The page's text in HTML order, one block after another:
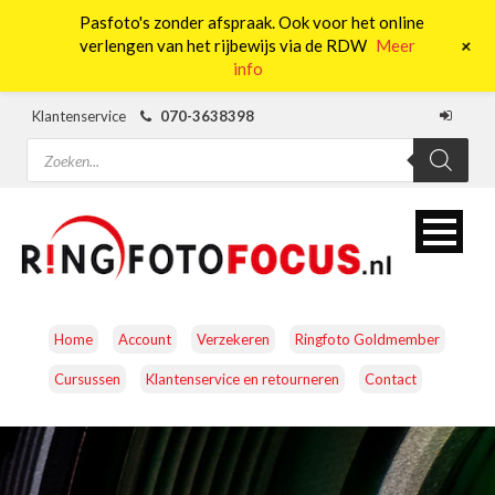
Klantenservice
070-3638398
Producten
zoeken
Home Account Verzekeren Ringfoto Goldmember
Cursussen Klantenservice en retourneren Contact
CAMERA’S OBJECTIEVEN ACCESSOIRES
Pasfoto's zonder afspraak. Ook voor het online
verlengen van het rijbewijs via de RDW Meer
info
+